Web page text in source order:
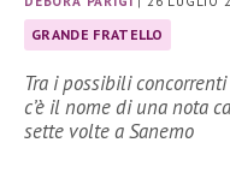
GRANDE FRATELLO
Tra i possibili
c’è il nome di una nota
sette volte a Sanemo